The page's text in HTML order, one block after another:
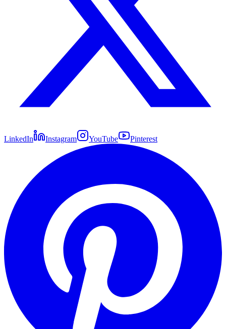
LinkedIn Instagram YouTube Pinterest